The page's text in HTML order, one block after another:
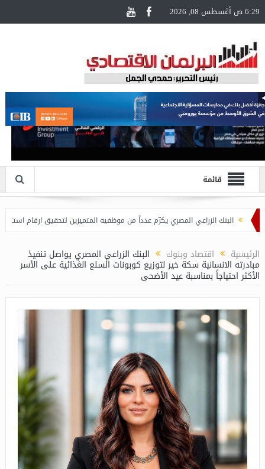
6:29 ص أغسطس 08, 2026
قائمة
البنك الزراعي المصري يكرّم عدداً من موظفيه المتميزين لتحقيق ارقام استثنائية في
الرئيسية اقتصاد وبنوك البنك الزراعي المصري يواصل تنفيذ
مبادرته الانسانية سكة خير لتوزيع كوبونات السلع الغذائية على الأسر
الأكثر احتياجاً بمناسبة عيد الأضحى